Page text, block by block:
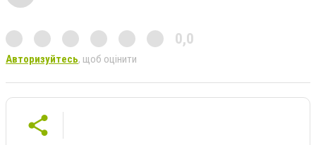
0,0
Авторизуйтесь, щоб оцінити